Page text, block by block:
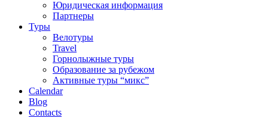
Юридическая информация
Партнеры
Туры
Велотуры
Travel
Горнолыжные туры
Образование за рубежом
Активные туры “микс”
Calendar
Blog
Contacts